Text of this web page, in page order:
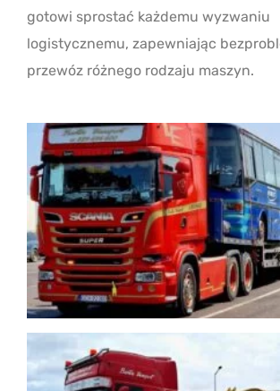
gotowi sprostać każdemu wyzwaniu
logistycznemu, zapewniając
przewóz różnego rodzaju maszyn.